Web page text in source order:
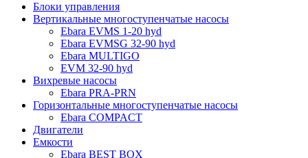
Блоки управления
Вертикальные многоступенчатые насосы
Ebara EVMS 1-20 hyd
Ebara EVMSG 32-90 hyd
Ebara MULTIGO
EVM 32-90 hyd
Вихревые насосы
Ebara PRA-PRN
Горизонтальные многоступенчатые насосы
Ebara COMPACT
Двигатели
Емкости
Ebara BEST BOX